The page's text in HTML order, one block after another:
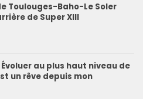
Toulouges-Baho-Le Soler
de Super XIII
Évoluer au plus haut niveau de
un rêve depuis mon